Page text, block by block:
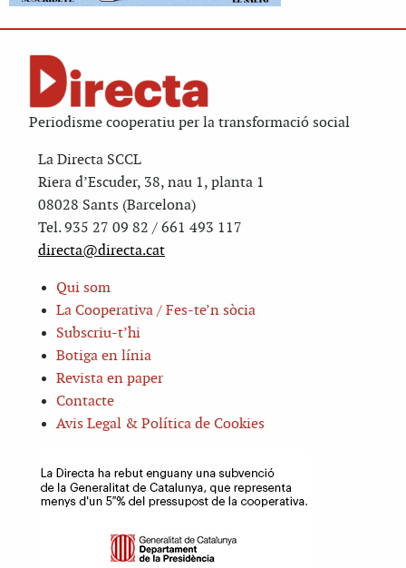
Periodisme cooperatiu per la transformació social
La Directa SCCL
Riera d’Escuder, 38, nau 1, planta 1
08028 Sants (Barcelona)
Tel. 935 27 09 82 / 661 493 117
directa@directa.cat
Qui som
La Cooperativa / Fes-te’n sòcia
Subscriu-t’hi
Botiga en línia
Revista en paper
Contacte
Avis Legal & Política de Cookies